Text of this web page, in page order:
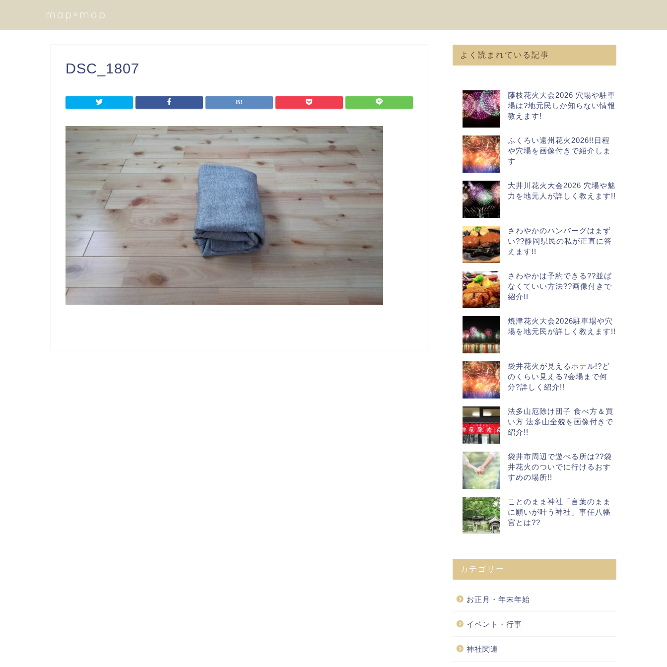
map×map
DSC_1807
よく読まれている記事
藤枝花火大会2026 穴場や駐車
場は?地元民しか知らない情報
教えます!
ふくろい遠州花火2026!!日程
や穴場を画像付きで紹介しま
す
大井川花火大会2026 穴場や魅
力を地元人が詳しく教えます!!
さわやかのハンバーグはまず
い??静岡県民の私が正直に答
えます!!
さわやかは予約できる??並ば
なくていい方法??画像付きで
紹介!!
焼津花火大会2026駐車場や穴
場を地元民が詳しく教えます!!
袋井花火が見えるホテル!?ど
のくらい見える?会場まで何
分?詳しく紹介!!
法多山厄除け団子 食べ方＆買
い方 法多山全貌を画像付きで
紹介!!
袋井市周辺で遊べる所は??袋
井花火のついでに行けるおす
すめの場所!!
ことのまま神社「言葉のまま
に願いが叶う神社」事任八幡
宮とは??
カテゴリー
お正月・年末年始
イベント・行事
神社関連